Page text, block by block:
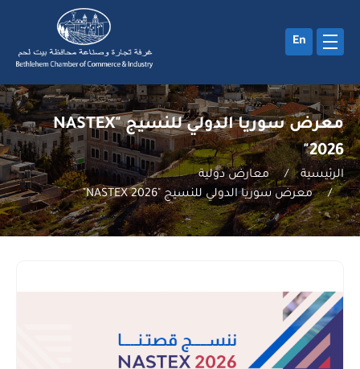
En
معرض سوريا الدولي للنسيج "NASTEX
2026"
الرئيسية /
معارض دولية
/
معرض سوريا الدولي للنسيج "NASTEX 2026"